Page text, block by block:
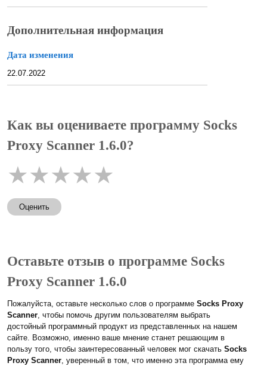
Дополнительная информация
Дата изменения
22.07.2022
Как вы оцениваете программу Socks
Proxy Scanner 1.6.0?
★★★★★
Оценить
Оставьте отзыв о программе Socks
Proxy Scanner 1.6.0
Пожалуйста, оставьте несколько слов о программе Socks Proxy
Scanner, чтобы помочь другим пользователям выбрать
достойный программный продукт из представленных на нашем
сайте. Возможно, именно ваше мнение станет решающим в
пользу того, чтобы заинтересованный человек мог скачать Socks
Proxy Scanner, уверенный в том, что именно эта программа ему